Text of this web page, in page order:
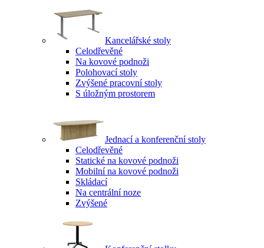
Kancelářské stoly
Celodřevěné
Na kovové podnoži
Polohovací stoly
Zvýšené pracovní stoly
S úložným prostorem
Jednací a konferenční stoly
Celodřevěné
Statické na kovové podnoži
Mobilní na kovové podnoži
Skládací
Na centrální noze
Zvýšené